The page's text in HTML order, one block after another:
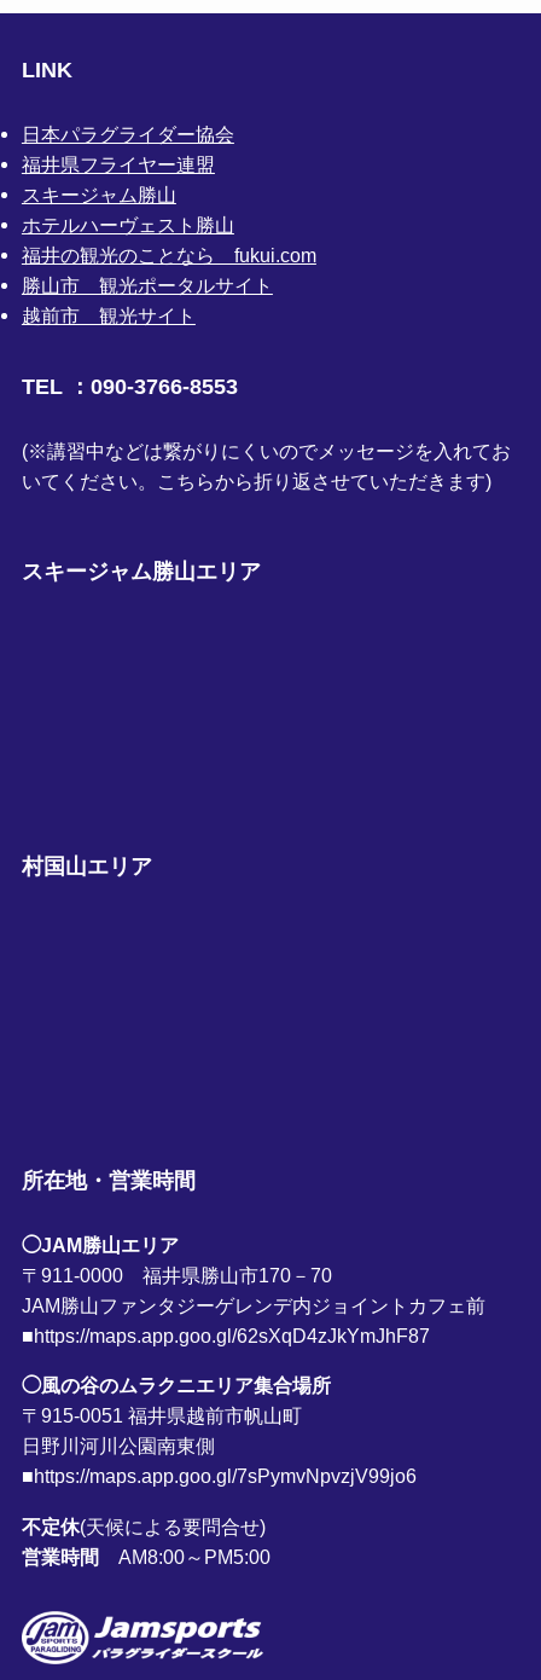
LINK
日本パラグライダー協会
福井県フライヤー連盟
スキージャム勝山
ホテルハーヴェスト勝山
福井の観光のことなら fukui.com
勝山市 観光ポータルサイト
越前市 観光サイト
TEL ：090-3766-8553
(※講習中などは繋がりにくいのでメッセージを入れてお
いてください。こちらから折り返させていただきます)
スキージャム勝山エリア
村国山エリア
所在地・営業時間
◯JAM勝山エリア
〒911-0000 福井県勝山市170－70
JAM勝山ファンタジーゲレンデ内ジョイントカフェ前
■https://maps.app.goo.gl/62sXqD4zJkYmJhF87
◯風の谷のムラクニエリア集合場所
〒915-0051 福井県越前市帆山町
日野川河川公園南東側
■https://maps.app.goo.gl/7sPymvNpvzjV99jo6
不定休(天候による要問合せ)
営業時間
AM8:00～PM5:00